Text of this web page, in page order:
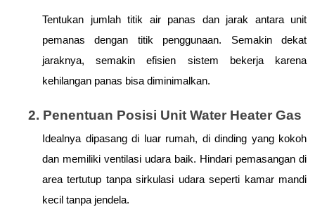
Tentukan jumlah titik air panas dan jarak antara unit
pemanas dengan titik penggunaan. Semakin dekat
jaraknya, semakin efisien sistem bekerja karena
kehilangan panas bisa diminimalkan.
2. Penentuan Posisi Unit Water Heater Gas
Idealnya dipasang di luar rumah, di dinding yang kokoh
dan memiliki ventilasi udara baik. Hindari pemasangan di
area tertutup tanpa sirkulasi udara seperti kamar mandi
kecil tanpa jendela.